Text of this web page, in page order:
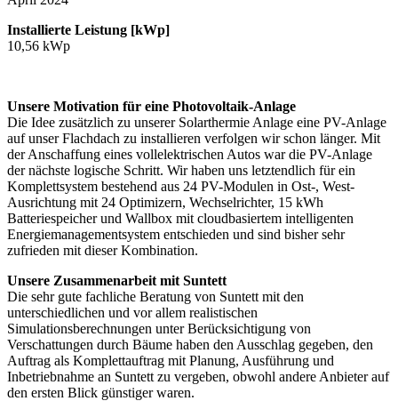
Installierte Leistung [kWp]
10,56 kWp
Unsere Motivation für eine Photovoltaik-Anlage
Die Idee zusätzlich zu unserer Solarthermie Anlage eine PV-Anlage
auf unser Flachdach zu installieren verfolgen wir schon länger. Mit
der Anschaffung eines vollelektrischen Autos war die PV-Anlage
der nächste logische Schritt. Wir haben uns letztendlich für ein
Komplettsystem bestehend aus 24 PV-Modulen in Ost-, West-
Ausrichtung mit 24 Optimizern, Wechselrichter, 15 kWh
Batteriespeicher und Wallbox mit cloudbasiertem intelligenten
Energiemanagementsystem entschieden und sind bisher sehr
zufrieden mit dieser Kombination.
Unsere Zusammenarbeit mit Suntett
Die sehr gute fachliche Beratung von Suntett mit den
unterschiedlichen und vor allem realistischen
Simulationsberechnungen unter Berücksichtigung von
Verschattungen durch Bäume haben den Ausschlag gegeben, den
Auftrag als Komplettauftrag mit Planung, Ausführung und
Inbetriebnahme an Suntett zu vergeben, obwohl andere Anbieter auf
den ersten Blick günstiger waren.